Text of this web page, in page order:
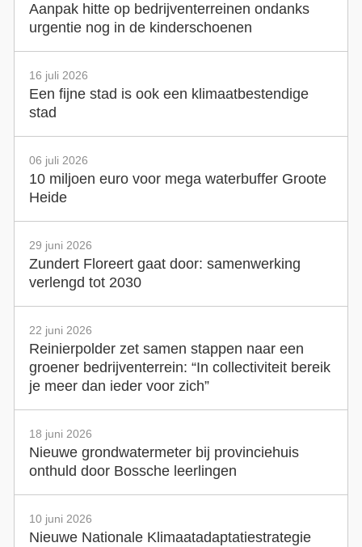
Aanpak hitte op bedrijventerreinen ondanks
urgentie nog in de kinderschoenen
16 juli 2026
Een fijne stad is ook een klimaatbestendige
stad
06 juli 2026
10 miljoen euro voor mega waterbuffer Groote
Heide
29 juni 2026
Zundert Floreert gaat door: samenwerking
verlengd tot 2030
22 juni 2026
Reinierpolder zet samen stappen naar een
groener bedrijventerrein: “In collectiviteit bereik
je meer dan ieder voor zich”
18 juni 2026
Nieuwe grondwatermeter bij provinciehuis
onthuld door Bossche leerlingen
10 juni 2026
Nieuwe Nationale Klimaatadaptatiestrategie